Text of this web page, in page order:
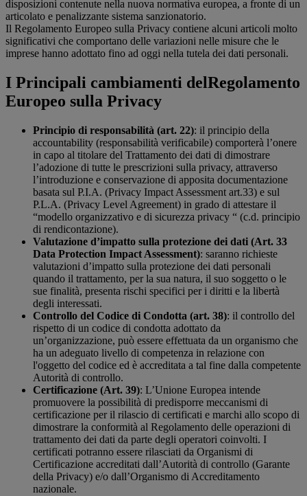
disposizioni contenute nella nuova normativa europea, a fronte di un
articolato e penalizzante sistema sanzionatorio.
Il Regolamento Europeo sulla Privacy contiene alcuni articoli molto
significativi che comportano delle variazioni nelle misure che le
imprese hanno adottato fino ad oggi nella tutela dei dati personali.
I Principali cambiamenti delRegolamento
Europeo sulla Privacy
Principio di responsabilità (art. 22): il principio della
accountability (responsabilità verificabile) comporterà l’onere
in capo al titolare del Trattamento dei dati di dimostrare
l’adozione di tutte le prescrizioni sulla privacy, attraverso
l’introduzione e conservazione di apposita documentazione
basata sul P.I.A. (Privacy Impact Assessment art.33) e sul
P.L.A. (Privacy Level Agreement) in grado di attestare il
“modello organizzativo e di sicurezza privacy “ (c.d. principio
di rendicontazione).
Valutazione d’impatto sulla protezione dei dati (Art. 33
Data Protection Impact Assessment): saranno richieste
valutazioni d’impatto sulla protezione dei dati personali
quando il trattamento, per la sua natura, il suo soggetto o le
sue finalità, presenta rischi specifici per i diritti e la libertà
degli interessati.
Controllo del Codice di Condotta (art. 38): il controllo del
rispetto di un codice di condotta adottato da
un’organizzazione, può essere effettuata da un organismo che
ha un adeguato livello di competenza in relazione con
l'oggetto del codice ed è accreditata a tal fine dalla competente
Autorità di controllo.
Certificazione (Art. 39): L’Unione Europea intende
promuovere la possibilità di predisporre meccanismi di
certificazione per il rilascio di certificati e marchi allo scopo di
dimostrare la conformità al Regolamento delle operazioni di
trattamento dei dati da parte degli operatori coinvolti. I
certificati potranno essere rilasciati da Organismi di
Certificazione accreditati dall’Autorità di controllo (Garante
della Privacy) e/o dall’Organismo di Accreditamento
nazionale.